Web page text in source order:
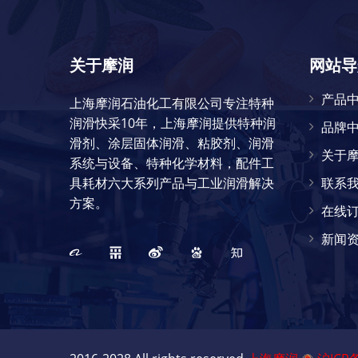
关于摩润
上海摩润石油化工有限公司专注特种
润滑快采10年，上海摩润提供特种润
滑剂、涂层固体润滑、粘胶剂、润滑
系统与设备、特种化学材料，配件工
具耗材六大系列产品与工业润滑解决
方案。
网站
产品
品牌
关于
联系
在线
新闻